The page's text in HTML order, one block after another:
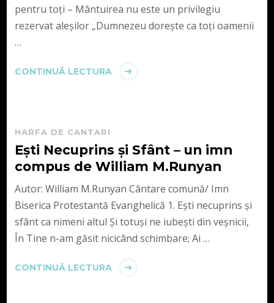
pentru toți – Mântuirea nu este un privilegiu
rezervat aleșilor „Dumnezeu dorește ca toți oamenii
…
CONTINUĂ LECTURA
HARFA DE CANTARI
Ești Necuprins și Sfânt – un imn
compus de William M.Runyan
Autor: William M.Runyan Cântare comună/ Imn
Biserica Protestantă Evanghelică 1. Eşti necuprins şi
sfânt ca nimeni altul Şi totuşi ne iubeşti din veşnicii,
În Tine n-am găsit nicicând schimbare; Ai …
CONTINUĂ LECTURA